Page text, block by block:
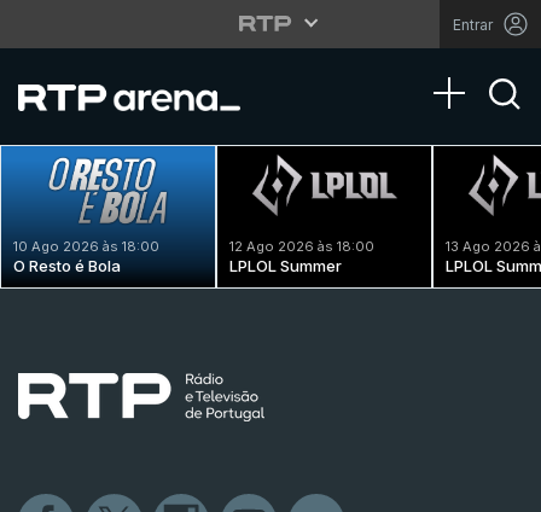
Entrar
Toggle
10 Ago 2026 às 18:00
O Resto é Bola
12 Ago 2026 às 18:00
LPLOL Summer
13 Ago 2026
LPLOL